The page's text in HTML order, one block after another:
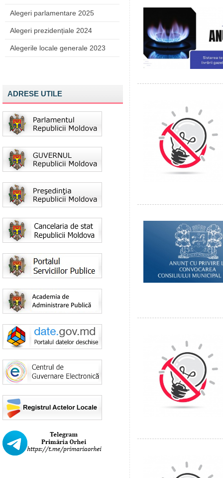
Alegeri parlamentare 2025
Alegeri prezidențiale 2024
Alegerile locale generale 2023
ADRESE UTILE